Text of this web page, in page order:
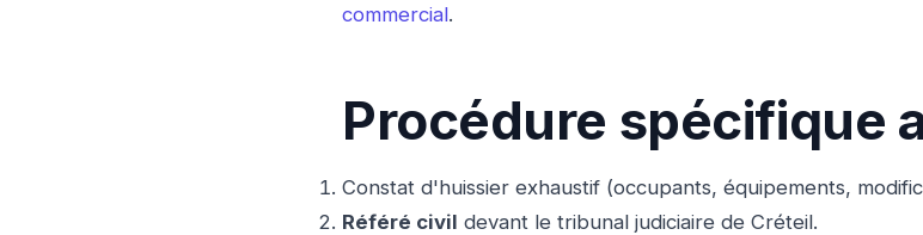
commercial.
Procédure spécifique
Constat d'huissier exhaustif (occupants, équipements,
Référé civil devant le tribunal judiciaire de Créteil.